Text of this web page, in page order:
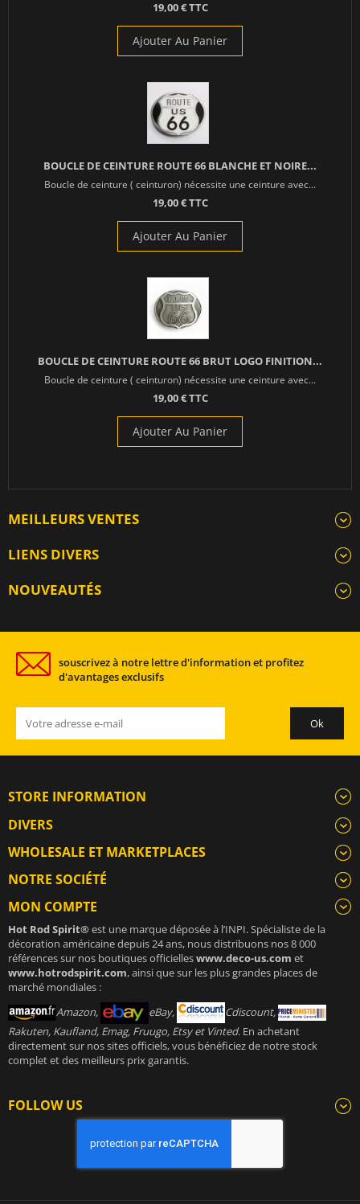
19,00 € TTC
Ajouter Au Panier
BOUCLE DE CEINTURE ROUTE 66 BLANCHE ET NOIRE...
Boucle de ceinture ( ceinturon) nécessite une ceinture avec...
19,00 € TTC
Ajouter Au Panier
BOUCLE DE CEINTURE ROUTE 66 BRUT LOGO FINITION...
Boucle de ceinture ( ceinturon) nécessite une ceinture avec...
19,00 € TTC
Ajouter Au Panier
MEILLEURS VENTES
LIENS DIVERS
NOUVEAUTÉS
souscrivez à notre lettre d'information et profitez
d'avantages exclusifs
STORE INFORMATION
DIVERS
WHOLESALE ET MARKETPLACES
NOTRE SOCIÉTÉ
MON COMPTE
Hot Rod Spirit®est une marque déposée à l’INPI. Spécialiste de la
décoration américaine depuis 24 ans, nous distribuons nos 8 000
références sur nos boutiques officielleswww.deco-us.com et
www.hotrodspirit.com, ainsi que sur les plus grandes places de
marché mondiales :
Amazon,
eBay,
Cdiscount,
Rakuten, Kaufland, Emag, Fruugo, Etsy et Vinted. En achetant
directement sur nos sites officiels, vous bénéficiez de notre stock
complet et des meilleurs prix garantis.
FOLLOW US